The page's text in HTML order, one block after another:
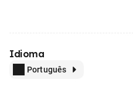
Idioma
Português